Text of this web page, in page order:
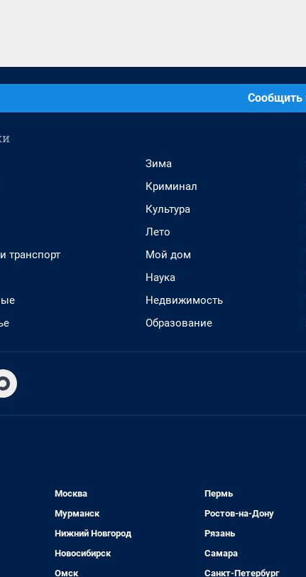
Сообщить
транспорт
Зима
Криминал
Культура
Лето
Мой дом
Наука
Недвижимость
Образование
Москва
Мурманск
Нижний Новгород
Новосибирск
Омск
Пермь
Ростов-на-Дону
Рязань
Самара
Санкт-Петербург